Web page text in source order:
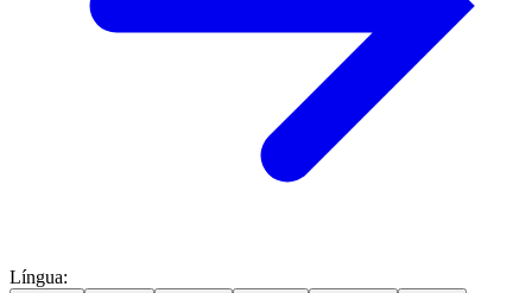
Língua: